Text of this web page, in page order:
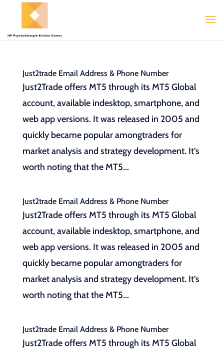
Just2trade Email Address & Phone Number
Just2Trade offers MT5 through its MT5 Global
account, available indesktop, smartphone, and
web app versions. It was released in 2005 and
quickly became popular amongtraders for
market analysis and strategy development. It’s
worth noting that the MT5...
Just2trade Email Address & Phone Number
Just2Trade offers MT5 through its MT5 Global
account, available indesktop, smartphone, and
web app versions. It was released in 2005 and
quickly became popular amongtraders for
market analysis and strategy development. It’s
worth noting that the MT5...
Just2trade Email Address & Phone Number
Just2Trade offers MT5 through its MT5 Global